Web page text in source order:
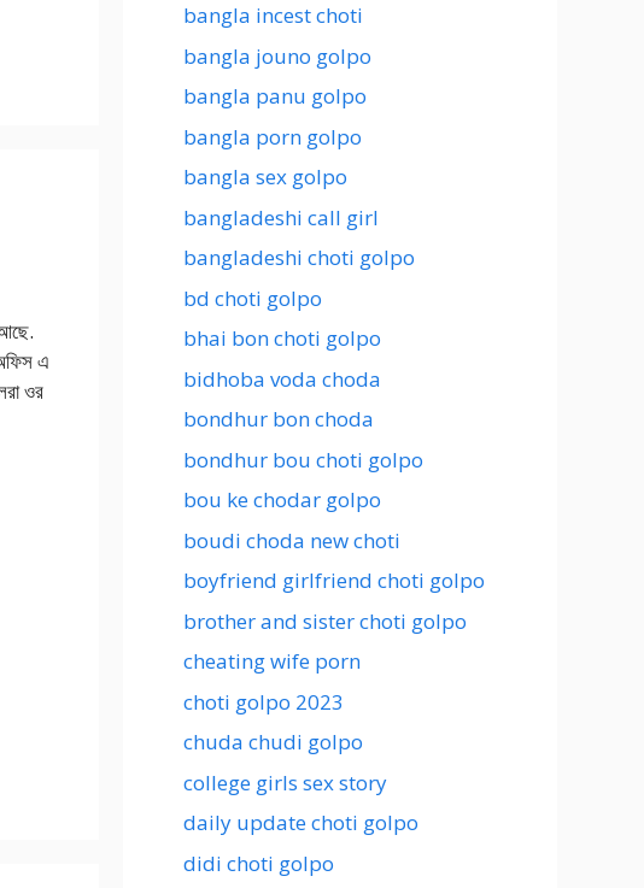
এ
ওর
bangla incest choti
bangla jouno golpo
bangla panu golpo
bangla porn golpo
bangla sex golpo
bangladeshi call girl
bangladeshi choti golpo
bd choti golpo
bhai bon choti golpo
bidhoba voda choda
bondhur bon choda
bondhur bou choti golpo
bou ke chodar golpo
boudi choda new choti
boyfriend girlfriend choti golpo
brother and sister choti golpo
cheating wife porn
choti golpo 2023
chuda chudi golpo
college girls sex story
daily update choti golpo
didi choti golpo